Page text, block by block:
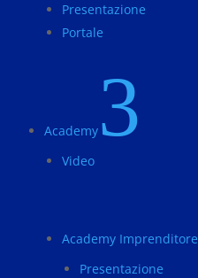
Presentazione
Portale
Academy 3
Video
Academy Imprenditore
Presentazione